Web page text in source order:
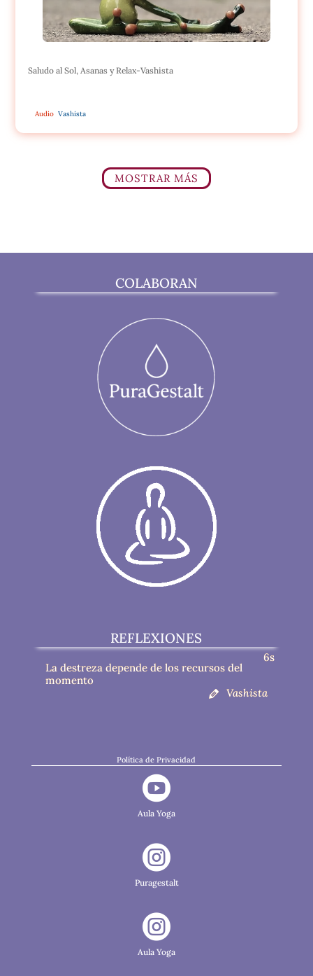
Saludo al Sol, Asanas y Relax-Vashista
Audio Vashista
MOSTRAR MÁS
COLABORAN
REFLEXIONES
5s
La destreza depende de los recursos del
momento
Vashista
Política de Privacidad

Aula Yoga

Puragestalt

Aula Yoga